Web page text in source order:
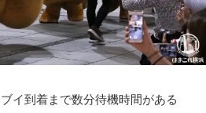
イ到着まで数分待機時間がある